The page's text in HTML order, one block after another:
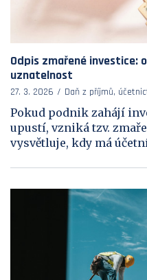
Odpis zmařené investice:
uznatelnost
27. 3. 2026 Daň z příjmů,
Pokud podnik zahájí
upustí, vzniká tzv.
vysvětluje, kdy má